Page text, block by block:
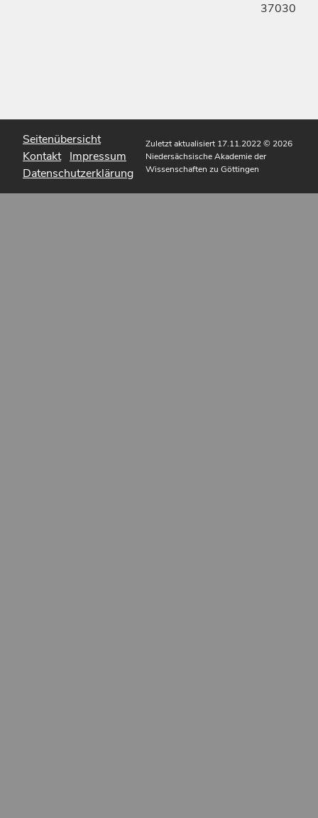
37030
Seitenübersicht
Kontakt Impressum
Datenschutzerklärung
Zuletzt aktualisiert 17.11.2022© 2026
Niedersächsische Akademie der
Wissenschaften zu Göttingen